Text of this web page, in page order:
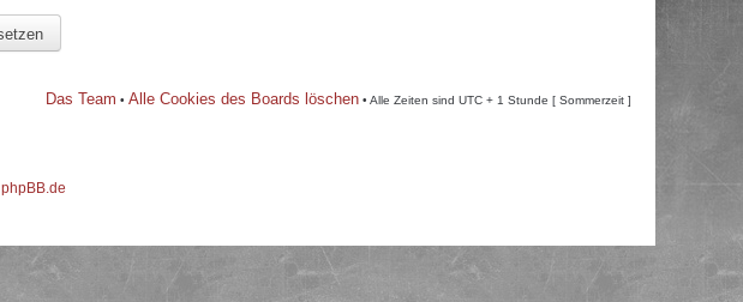
Das Team • Alle Cookies des Boards löschen • Alle Zeiten sind UTC + 1 Stunde [ Sommerzeit ]
phpBB.de